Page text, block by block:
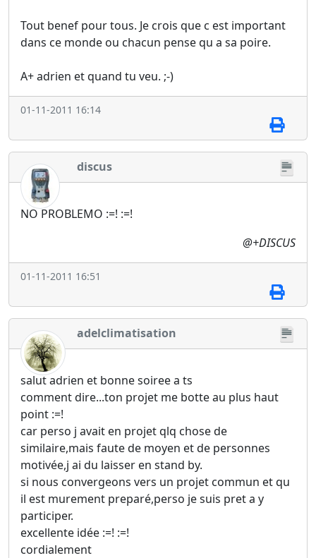
Tout benef pour tous. Je crois que c est important
dans ce monde ou chacun pense qu a sa poire.
A+ adrien et quand tu veu. ;-)
01-11-2011 16:14
discus
NO PROBLEMO :=! :=!
@+DISCUS
01-11-2011 16:51
adelclimatisation
salut adrien et bonne soiree a ts
comment dire...ton projet me botte au plus haut
point :=!
car perso j avait en projet qlq chose de
similaire,mais faute de moyen et de personnes
motivée,j ai du laisser en stand by.
si nous convergeons vers un projet commun et qu
il est murement preparé,perso je suis pret a y
participer.
excellente idée :=! :=!
cordialement